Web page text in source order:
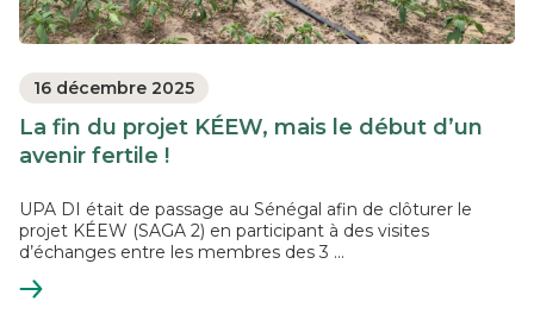
16 décembre 2025
La fin du projet KÉEW, mais le début d’un
avenir fertile !
UPA DI était de passage au Sénégal afin de clôturer le
projet KÉEW (SAGA 2) en participant à des visites
d’échanges entre les membres des 3 ...
En